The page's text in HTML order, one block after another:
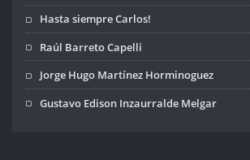
Hasta siempre Carlos!
Raúl Barreto Capelli
Jorge Hugo Martínez Horminoguez
Gustavo Edison Inzaurralde Melgar